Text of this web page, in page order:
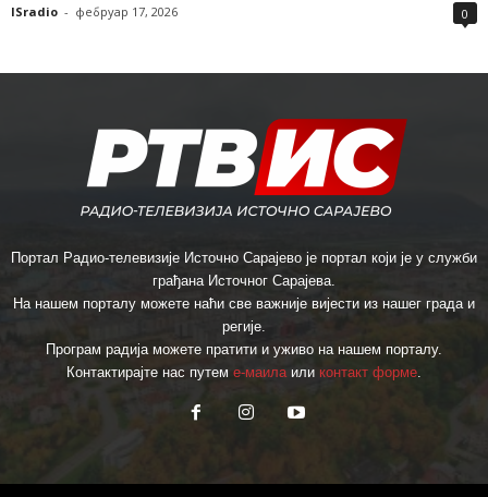
ISradio - фебруар 17, 2026 0
Портал Радио-телевизије Источно Сарајево је портал који је у служби
грађана Источног Сарајева.
На нашем порталу можете наћи све важније вијести из нашег града и
регије.
Програм радија можете пратити и уживо на нашем порталу.
Контактирајте нас путем е-маилаили контакт форме.